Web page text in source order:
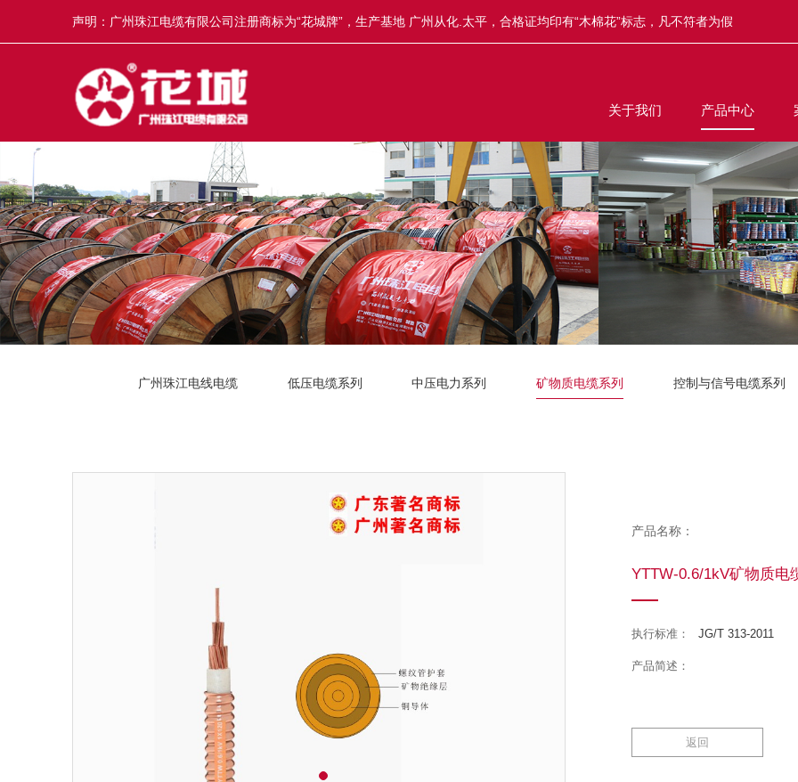
声明：广州珠江电缆有限公司注册商标为“花城牌”，生产基地 广州从化.太平，合格证均印有“木棉花”标志，凡不符者为假
冒，举报奖5-50万元，举报电话13922335835。
关于我们 产品中心
广州珠江电线电缆 低压电缆系列 中压电力系列 矿物质电缆系列 控制与信号电缆系列
产品名称：
YTTW-0.6/1kV矿物质电
执行标准： JG/T 313-2011
产品简述：
返回